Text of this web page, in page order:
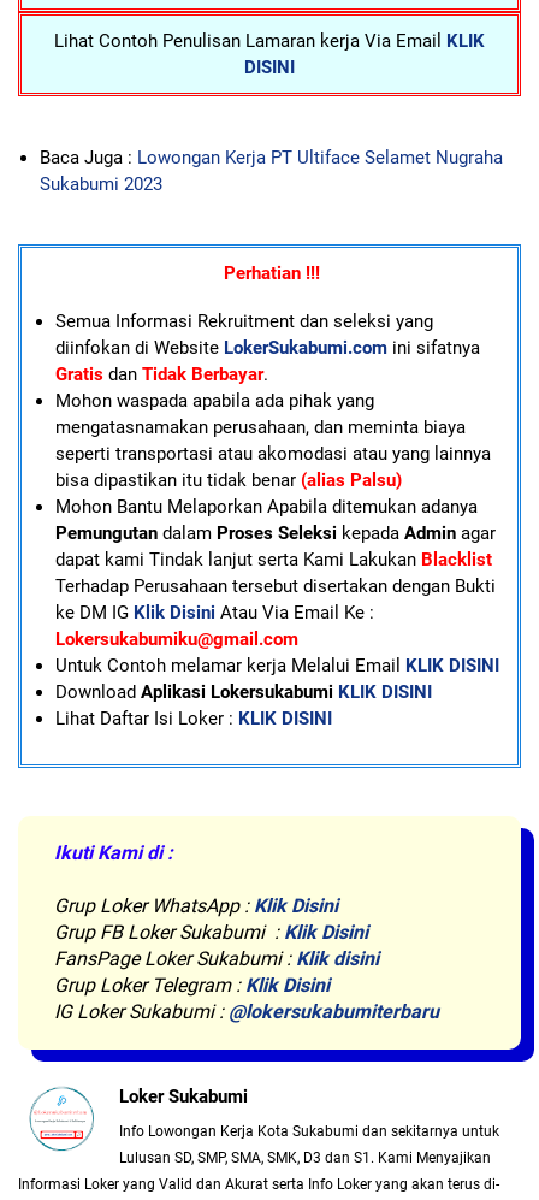
Lihat Contoh Penulisan Lamaran kerja Via Email KLIK
DISINI
Baca Juga : Lowongan Kerja PT Ultiface Selamet Nugraha
Sukabumi 2023
Perhatian !!!
Semua Informasi Rekruitment dan seleksi yang
diinfokan di Website LokerSukabumi.comini sifatnya
Gratisdan Tidak Berbayar.
Mohon waspada apabila ada pihak yang
mengatasnamakan perusahaan, dan meminta biaya
seperti transportasi atau akomodasi atau yang lainnya
bisa dipastikan itu tidak benar (alias Palsu)
Mohon Bantu Melaporkan Apabila ditemukan adanya
Pemungutandalam Proses Seleksi kepada Adminagar
dapat kami Tindak lanjut serta Kami LakukanBlacklist
Terhadap Perusahaan tersebut disertakan dengan Bukti
ke DM IG Klik Disini Atau Via Email Ke :
Lokersukabumiku@gmail.com
Untuk Contoh melamar kerja Melalui Email KLIK DISINI
Download Aplikasi Lokersukabumi KLIK DISINI
Lihat Daftar Isi Loker : KLIK DISINI
Ikuti Kami di :
Grup Loker WhatsApp : Klik Disini
Grup FB Loker Sukabumi : Klik Disini
FansPage Loker Sukabumi : Klik disini
Grup Loker Telegram : Klik Disini
IG Loker Sukabumi : @lokersukabumiterbaru
Loker Sukabumi
Info Lowongan Kerja Kota Sukabumi dan sekitarnya untuk
Lulusan SD, SMP, SMA, SMK, D3 dan S1. Kami Menyajikan
Informasi Loker yang Valid dan Akurat serta Info Loker yang akan terus di-